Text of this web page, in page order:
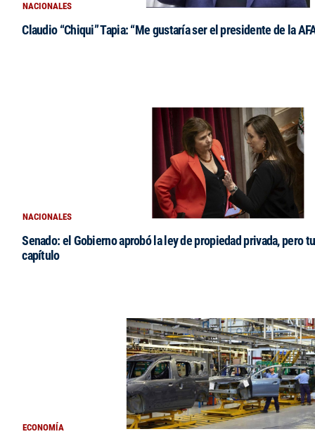
NACIONALES
Claudio “Chiqui” Tapia: “Me gustaría ser el presidente de la
NACIONALES
Senado: el Gobierno aprobó la ley de propiedad privada, pero
capítulo
ECONOMÍA